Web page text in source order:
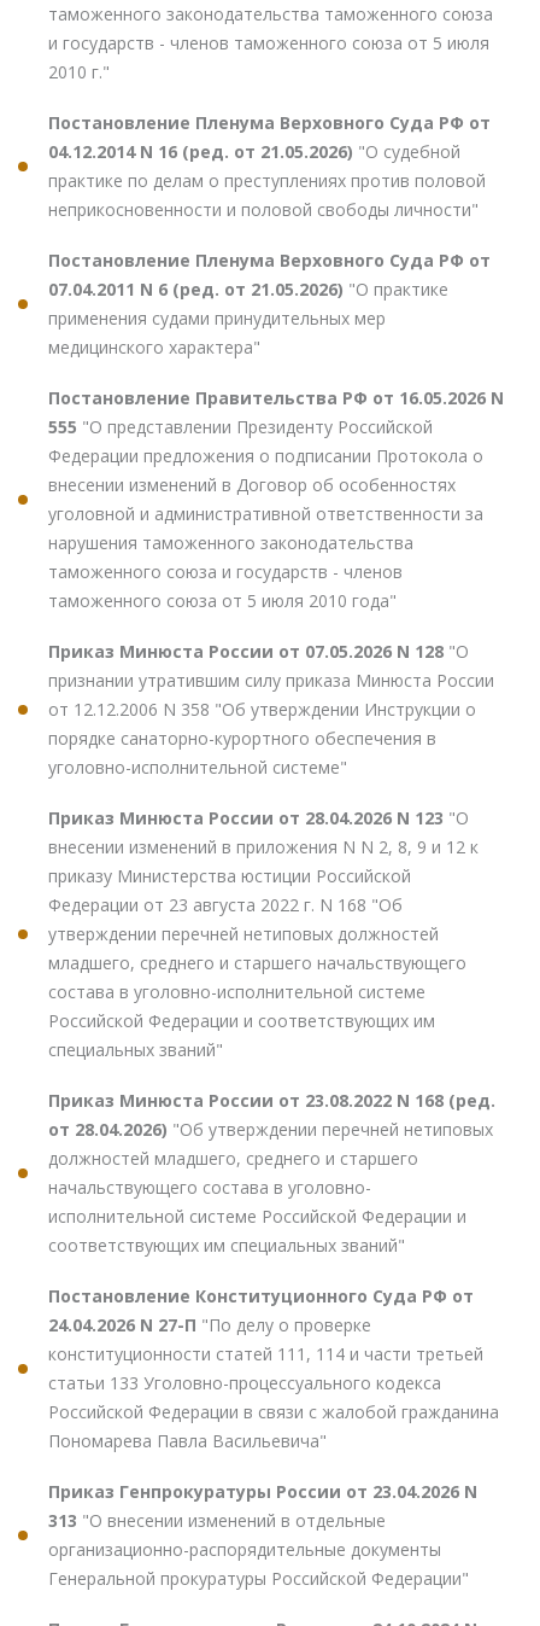
таможенного законодательства таможенного союза
и государств - членов таможенного союза от 5 июля
2010 г."
Постановление Пленума Верховного Суда РФ от
04.12.2014 N 16 (ред. от 21.05.2026) "О судебной
практике по делам о преступлениях против половой
неприкосновенности и половой свободы личности"
Постановление Пленума Верховного Суда РФ от
07.04.2011 N 6 (ред. от 21.05.2026) "О практике
применения судами принудительных мер
медицинского характера"
Постановление Правительства РФ от 16.05.2026 N
555 "О представлении Президенту Российской
Федерации предложения о подписании Протокола о
внесении изменений в Договор об особенностях
уголовной и административной ответственности за
нарушения таможенного законодательства
таможенного союза и государств - членов
таможенного союза от 5 июля 2010 года"
Приказ Минюста России от 07.05.2026 N 128 "О
признании утратившим силу приказа Минюста России
от 12.12.2006 N 358 "Об утверждении Инструкции о
порядке санаторно-курортного обеспечения в
уголовно-исполнительной системе"
Приказ Минюста России от 28.04.2026 N 123 "О
внесении изменений в приложения N N 2, 8, 9 и 12 к
приказу Министерства юстиции Российской
Федерации от 23 августа 2022 г. N 168 "Об
утверждении перечней нетиповых должностей
младшего, среднего и старшего начальствующего
состава в уголовно-исполнительной системе
Российской Федерации и соответствующих им
специальных званий"
Приказ Минюста России от 23.08.2022 N 168 (ред.
от 28.04.2026) "Об утверждении перечней нетиповых
должностей младшего, среднего и старшего
начальствующего состава в уголовно-
исполнительной системе Российской Федерации и
соответствующих им специальных званий"
Постановление Конституционного Суда РФ от
24.04.2026 N 27-П "По делу о проверке
конституционности статей 111, 114 и части третьей
статьи 133 Уголовно-процессуального кодекса
Российской Федерации в связи с жалобой гражданина
Пономарева Павла Васильевича"
Приказ Генпрокуратуры России от 23.04.2026 N
313 "О внесении изменений в отдельные
организационно-распорядительные документы
Генеральной прокуратуры Российской Федерации"